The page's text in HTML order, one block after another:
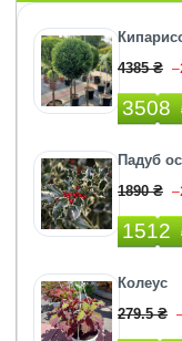
4385 ₴
3508
Падуб
1890 ₴
1512
Колеус
279.5 ₴